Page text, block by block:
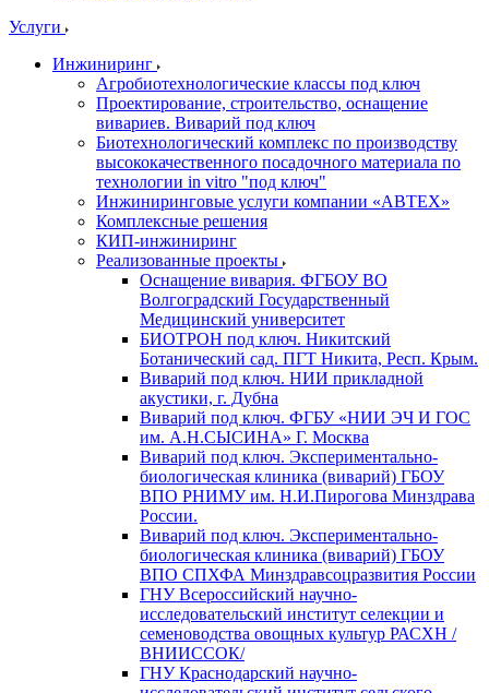
Услуги
Инжиниринг
Агробиотехнологические классы под ключ
Проектирование, строительство, оснащение
вивариев. Виварий под ключ
Биотехнологический комплекс по производству
высококачественного посадочного материала по
технологии in vitro "под ключ"
Инжиниринговые услуги компании «АВТЕХ»
Комплексные решения
КИП-инжиниринг
Реализованные проекты
Оснащение вивария. ФГБОУ ВО
Волгоградский Государственный
Медицинский университет
БИОТРОН под ключ. Никитский
Ботанический сад. ПГТ Никита, Респ. Крым.
Виварий под ключ. НИИ прикладной
акустики, г. Дубна
Виварий под ключ. ФГБУ «НИИ ЭЧ И ГОС
им. А.Н.СЫСИНА» Г. Москва
Виварий под ключ. Экспериментально-
биологическая клиника (виварий) ГБОУ
ВПО РНИМУ им. Н.И.Пирогова Минздрава
России.
Виварий под ключ. Экспериментально-
биологическая клиника (виварий) ГБОУ
ВПО СПХФА Минздравсоцразвития России
ГНУ Всероссийский научно-
исследовательский институт селекции и
семеноводства овощных культур РАСХН /
ВНИИССОК/
ГНУ Краснодарский научно-